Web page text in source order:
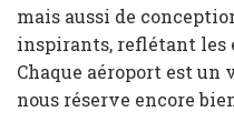
mais aussi de
inspirants, reflétant les
Chaque aéroport est un
nous réserve encore